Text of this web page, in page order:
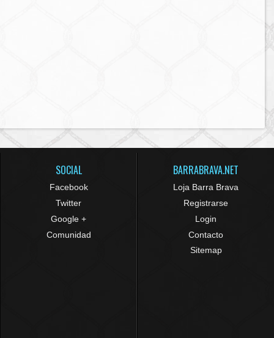
SOCIAL
Facebook
Twitter
Google +
Comunidad
BARRABRAVA.NET
Loja Barra Brava
Registrarse
Login
Contacto
Sitemap